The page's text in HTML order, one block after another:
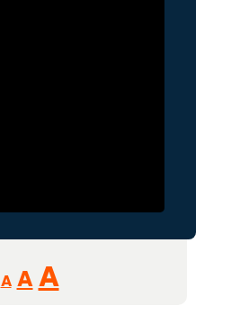
A
Reducir
tamaño
A Restablecer
AAumentar